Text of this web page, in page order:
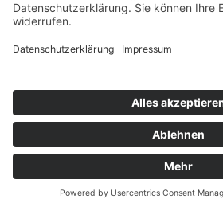
Alle Preise inkl. gesetzl.
Datenschutzerklärung
© 2026 SCHNAUZEN-KONTOR. Alle